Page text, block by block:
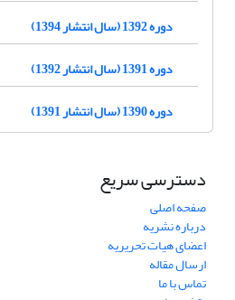
دوره 1392 (سال انتشار 1394)
دوره 1391 (سال انتشار 1392)
دوره 1390 (سال انتشار 1391)
دسترسی سریع
صفحه اصلی
درباره نشریه
اعضای هیات تحریریه
ارسال مقاله
تماس با ما